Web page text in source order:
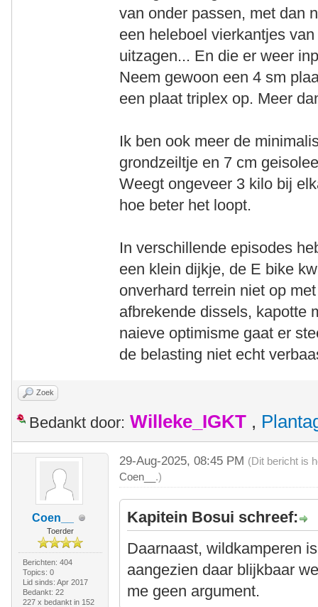
van onder passen, met dan
een heleboel vierkantjes
uitzagen... En die er weer
Neem gewoon een 4 sm
een plaat triplex op. Meer
Ik ben ook meer de
grondzeiltje en 7 cm
Weegt ongeveer 3 kilo bij
hoe beter het loopt.
In verschillende episodes
een klein dijkje, de E bike
onverhard terrein niet op
afbrekende dissels, kapotte
naieve optimisme gaat er
de belasting niet echt
Zoek
Bedankt door: Willeke_IGKT ,
Coen__
Toerder
Berichten: 404
Topics: 0
Lid sinds: Apr 2017
Bedankt: 22
227 x bedankt in 152
29-Aug-2025, 08:45 PM (Dit bericht is
Coen__ .)
Kapitein Bosui schreef:
Daarnaast, wildkamperen
aangezien daar blijkbaar
me geen argument.